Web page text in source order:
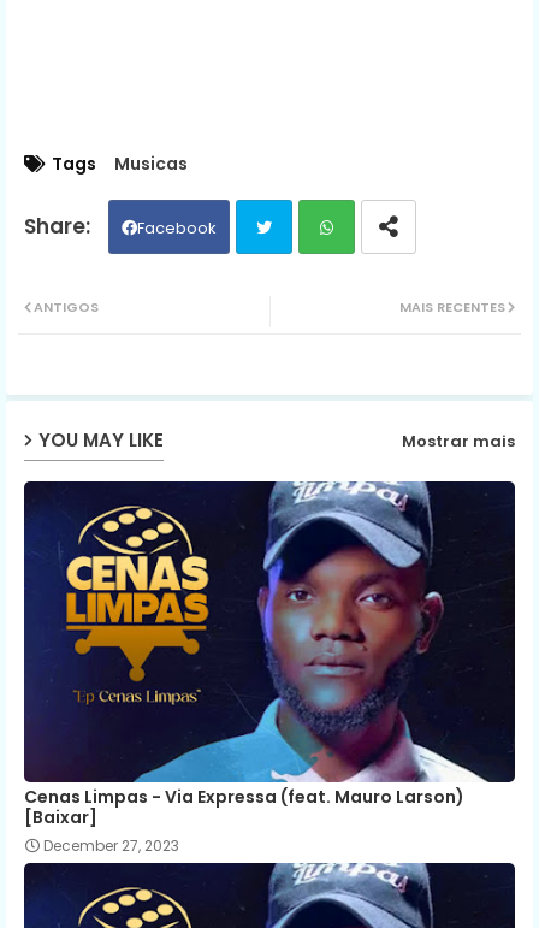
Tags Musicas
Facebook
ap
MAIS RECENTES
ANTIGOS
YOU MAY LIKE Mostrar mais
Cenas Limpas - Via Expressa (feat. Mauro Larson)
[Baixar]
December 27, 2023